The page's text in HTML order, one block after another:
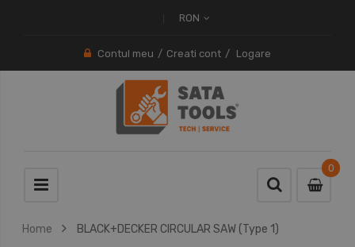
RON
Contul meu Creati cont Logare
0
0
Home BLACK+DECKER CIRCULAR SAW (Type 1)